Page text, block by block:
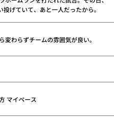
投げていて、あと一人だったから。
変わらずチームの雰囲気が良い。
マイペース